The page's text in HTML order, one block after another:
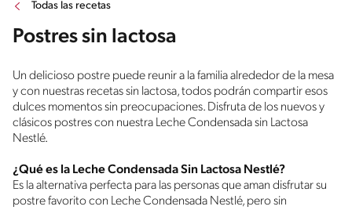
Todas las recetas
Postres sin lactosa
Un delicioso postre puede reunir a la familia alrededor de la mesa
y con nuestras recetas sin lactosa, todos podrán compartir esos
dulces momentos sin preocupaciones. Disfruta de los nuevos y
clásicos postres con nuestra Leche Condensada sin Lactosa
Nestlé.
¿Qué es la Leche Condensada Sin Lactosa Nestlé?
Es la alternativa perfecta para las personas que aman disfrutar su
postre favorito con Leche Condensada Nestlé, pero sin